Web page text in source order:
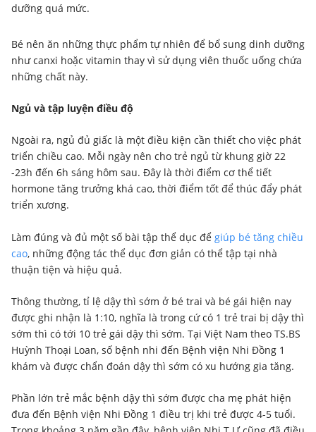
dưỡng quá mức.
Bé nên ăn những thực phẩm tự nhiên để bổ sung dinh dưỡng
như canxi hoặc vitamin thay vì sử dụng viên thuốc uống chứa
những chất này.
Ngủ và tập luyện điều độ
Ngoài ra, ngủ đủ giấc là một điều kiện cần thiết cho việc phát
triển chiều cao. Mỗi ngày nên cho trẻ ngủ từ khung giờ 22
-23h đến 6h sáng hôm sau. Đây là thời điểm cơ thể tiết
hormone tăng trưởng khá cao, thời điểm tốt để thúc đẩy phát
triển xương.
Làm đúng và đủ một số bài tập thể dục để giúp bé tăng chiều
cao, những động tác thể dục đơn giản có thể tập tại nhà
thuận tiện và hiệu quả.
Thông thường, tỉ lệ dậy thì sớm ở bé trai và bé gái hiện nay
được ghi nhận là 1:10, nghĩa là trong cứ có 1 trẻ trai bị dậy thì
sớm thì có tới 10 trẻ gái dậy thì sớm. Tại Việt Nam theo TS.BS
Huỳnh Thoại Loan, số bệnh nhi đến Bệnh viện Nhi Đồng 1
khám và được chẩn đoán dậy thì sớm có xu hướng gia tăng.
Phần lớn trẻ mắc bệnh dậy thì sớm được cha mẹ phát hiện
đưa đến Bệnh viện Nhi Đồng 1 điều trị khi trẻ được 4-5 tuổi.